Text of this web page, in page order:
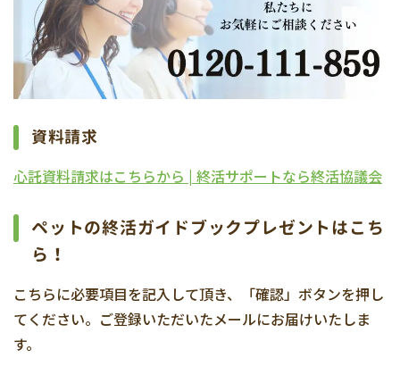
資料請求
心託資料請求はこちらから | 終活サポートなら終活協議会
ペットの終活ガイドブックプレゼントはこち
ら！
こちらに必要項目を記入して頂き、「確認」ボタンを押し
てください。ご登録いただいたメールにお届けいたしま
す。